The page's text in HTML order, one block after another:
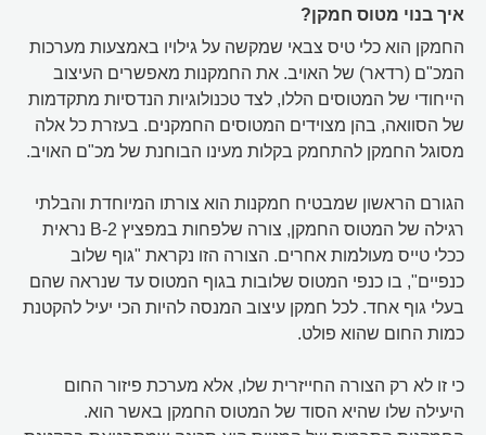
איך בנוי מטוס חמקן?
החמקן הוא כלי טיס צבאי שמקשה על גילויו באמצעות מערכות
המכ"ם (רדאר) של האויב. את החמקנות מאפשרים העיצוב
הייחודי של המטוסים הללו, לצד טכנולוגיות הנדסיות מתקדמות
של הסוואה, בהן מצוידים המטוסים החמקנים. בעזרת כל אלה
מסוגל החמקן להתחמק בקלות מעינו הבוחנת של מכ"ם האויב.
הגורם הראשון שמבטיח חמקנות הוא צורתו המיוחדת והבלתי
רגילה של המטוס החמקן, צורה שלפחות במפציץ B-2 נראית
ככלי טייס מעולמות אחרים. הצורה הזו נקראת "גוף שלוב
כנפיים", בו כנפי המטוס שלובות בגוף המטוס עד שנראה שהם
בעלי גוף אחד. לכל חמקן עיצוב המנסה להיות הכי יעיל להקטנת
כמות החום שהוא פולט.
כי זו לא רק הצורה החייזרית שלו, אלא מערכת פיזור החום
היעילה שלו שהיא הסוד של המטוס החמקן באשר הוא.